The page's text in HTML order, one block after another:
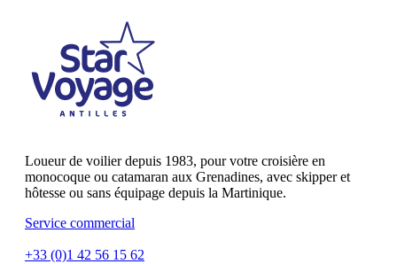
Loueur de voilier depuis 1983, pour votre croisière en
monocoque ou catamaran aux Grenadines, avec skipper et
hôtesse ou sans équipage depuis la Martinique.
Service commercial
+33 (0)1 42 56 15 62